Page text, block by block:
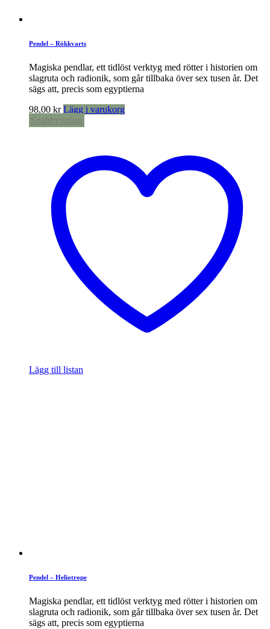
Pendel – Rökkvarts
Magiska pendlar, ett tidlöst verktyg med rötter i historien om
slagruta och radionik, som går tillbaka över sex tusen år. Det
sägs att, precis som egyptierna
98,00 kr Lägg i varukorg
Snabbvisning
Lägg till listan
Pendel – Heliotrope
Magiska pendlar, ett tidlöst verktyg med rötter i historien om
slagruta och radionik, som går tillbaka över sex tusen år. Det
sägs att, precis som egyptierna